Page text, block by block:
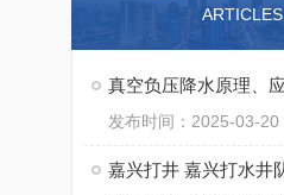
ARTICLES
真空负压降水原理、
发布时间：2025-03-20